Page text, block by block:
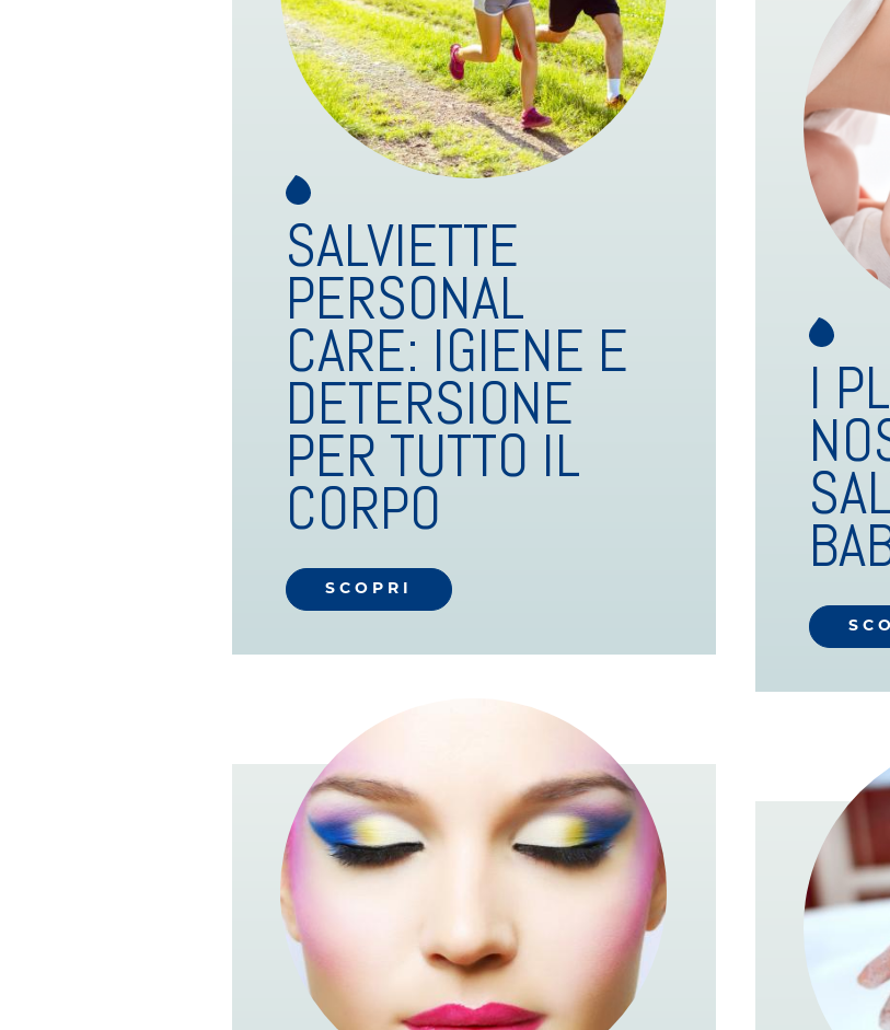
SALVIETTE
PERSONAL
CARE: IGIENE E
DETERSIONE
PER TUTTO IL
CORPO
SCOPRI
I